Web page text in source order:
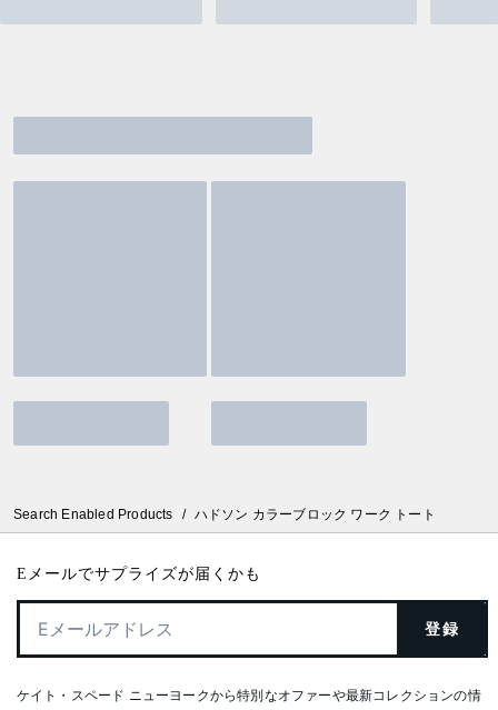
Search Enabled Products / ハドソン カラーブロック ワーク トート
Eメールでサプライズが届くかも
登録
ケイト・スペード ニューヨークから特別なオファーや最新コレクションの情